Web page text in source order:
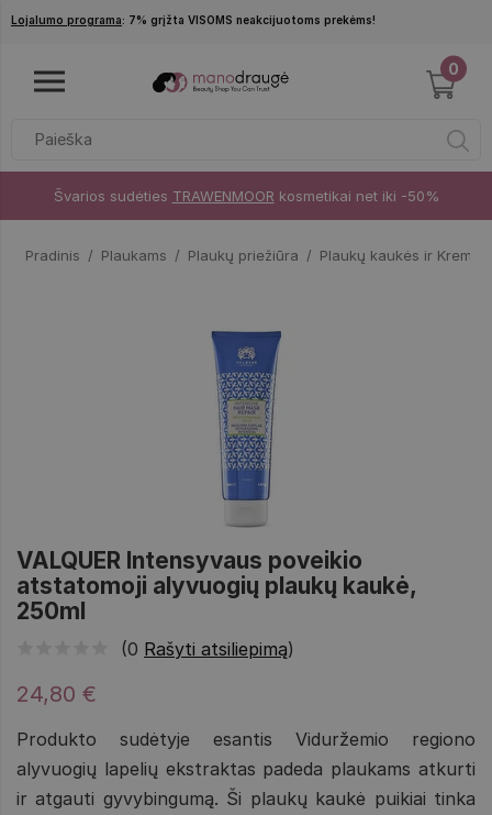
Pereiti į pagrindinį turinį
Lojalumo programa: 7% grįžta VISOMS neakcijuotoms prekėms!
0
Švarios sudėties TRAWENMOOR kosmetikai net iki -50%
Pradinis Plaukams Plaukų priežiūra Plaukų kaukės ir Kremai
VALQUER Intensyvaus poveikio
atstatomoji alyvuogių plaukų kaukė,
250ml
(0 Rašyti atsiliepimą)
24,80 €
Produkto sudėtyje esantis Viduržemio regiono
alyvuogių lapelių ekstraktas padeda plaukams atkurti
ir atgauti gyvybingumą. Ši plaukų kaukė puikiai tinka